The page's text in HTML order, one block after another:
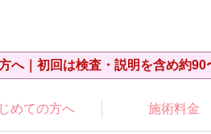
へ｜初回は検査・説明を含め約90
めての方へ 施術料金